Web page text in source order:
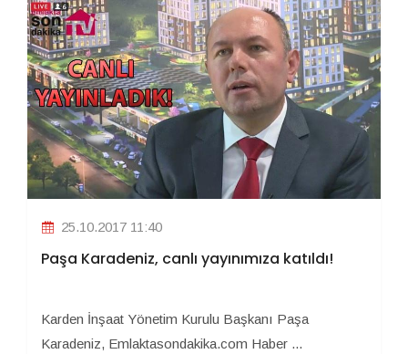
25.10.2017 11:40
Paşa Karadeniz, canlı yayınımıza katıldı!
Karden İnşaat Yönetim Kurulu Başkanı Paşa
Karadeniz, Emlaktasondakika.com Haber ...